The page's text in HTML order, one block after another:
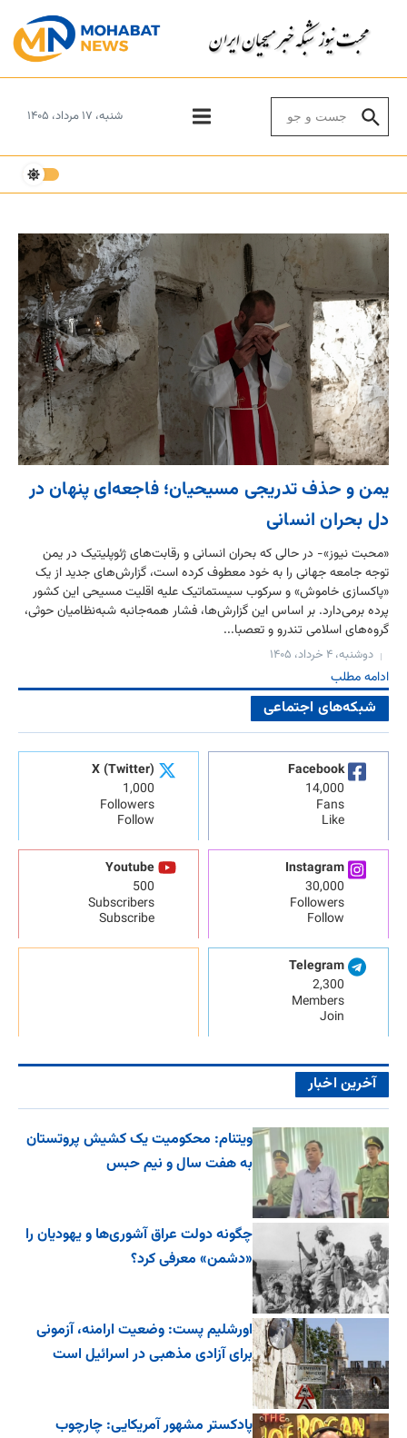
شنبه، ۱۷ مرداد، ۱۴۰۵
یمن و حذف تدریجی مسیحیان؛ فاجعه‌ای پنهان در
دل بحران انسانی
«محبت نیوز»- در حالی که بحران انسانی و رقابت‌های ژئوپلیتیک در یمن
توجه جامعه جهانی را به خود معطوف کرده است، گزارش‌های جدید از یک
«پاکسازی خاموش» و سرکوب سیستماتیک علیه اقلیت مسیحی این کشور
پرده برمی‌دارد. بر اساس این گزارش‌ها، فشار همه‌جانبه شبه‌نظامیان حوثی،
گروه‌های اسلامی تندرو و تعصبا...
دوشنبه، ۴ خرداد، ۱۴۰۵
ادامه مطلب
شبکه‌های اجتماعی
Facebook
14,000
Fans
Like
X (Twitter)
1,000
Followers
Follow
Instagram
30,000
Followers
Follow
Youtube
500
Subscribers
Subscribe
Telegram
2,300
Members
Join
آخرین اخبار
ویتنام: محکومیت یک کشیش پروتستان
به هفت سال و نیم حبس
چگونه دولت عراق آشوری‌ها و یهودیان را
«دشمن» معرفی کرد؟
اورشلیم پست: وضعیت ارامنه، آزمونی
برای آزادی مذهبی در اسرائیل است
پادکستر مشهور آمریکایی: چارچوب